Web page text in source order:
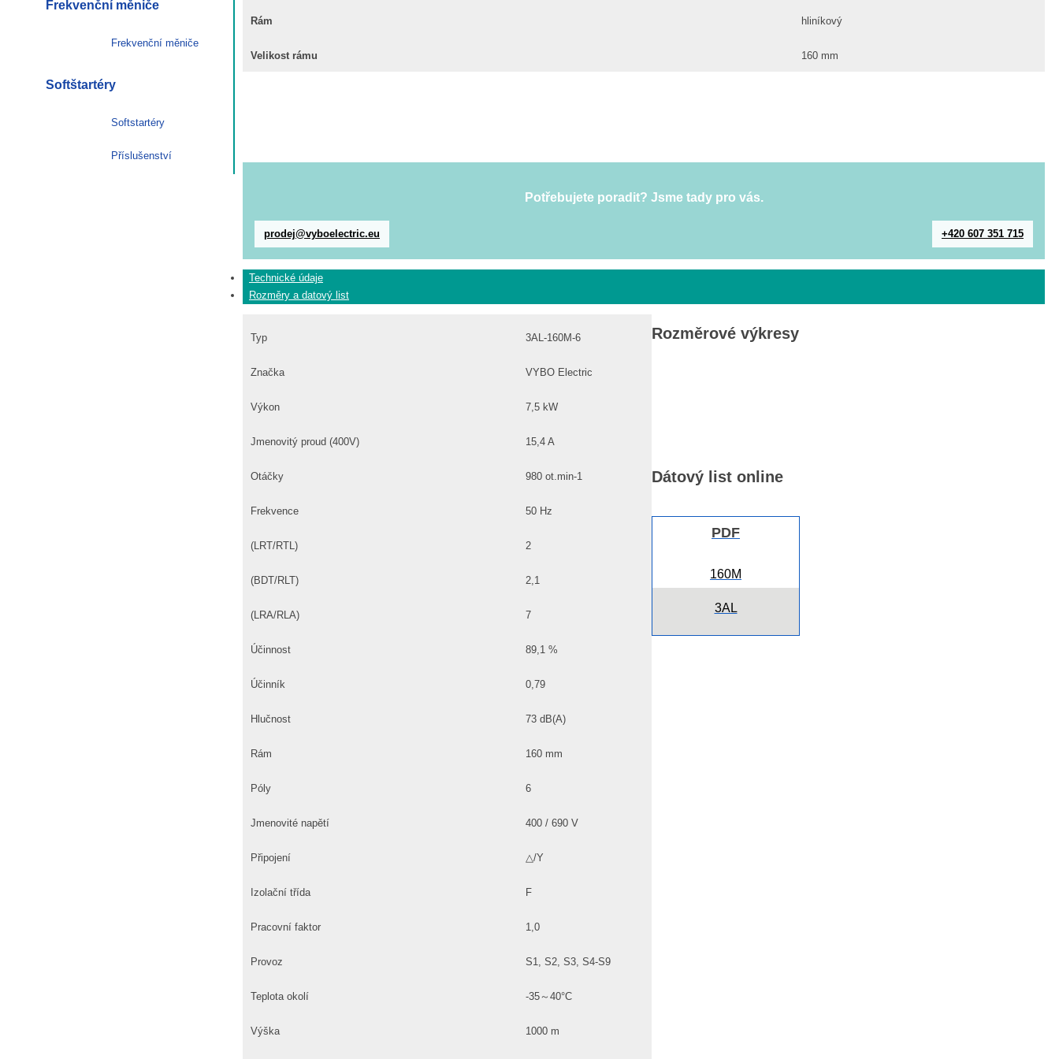
Rám hliníkový
Velikost rámu 160 mm
Potřebujete poradit? Jsme tady pro vás.
prodej@vyboelectric.eu +420 607 351 715
Technické údaje
Rozměry a datový list
Typ 3AL-160M-6
Značka VYBO Electric
Výkon 7,5 kW
Jmenovitý proud (400V) 15,4 A
Otáčky 980 ot.min-1
Frekvence 50 Hz
(LRT/RTL) 2
(BDT/RLT) 2,1
(LRA/RLA) 7
Účinnost 89,1 %
Účinník 0,79
Hlučnost 73 dB(A)
Rám 160 mm
Póly 6
Jmenovité napětí 400 / 690 V
Připojení △/Y
Izolační třída F
Pracovní faktor 1,0
Provoz S1, S2, S3, S4-S9
Teplota okolí -35～40°C
Výška 1000 m
Rozměrové výkresy
Dátový list online
PDF
160M
3AL
Frekvenční měniče
Frekvenční měniče
Softštartéry
Softstartéry
Příslušenství